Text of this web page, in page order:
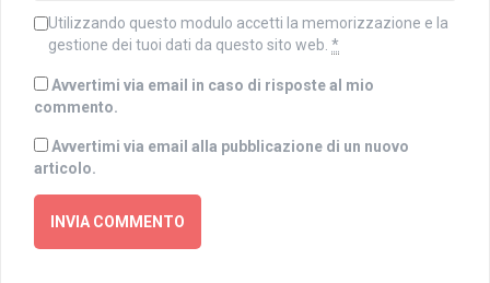
Utilizzando questo modulo accetti la memorizzazione e la
gestione dei tuoi dati da questo sito web. *
Avvertimi via email in caso di risposte al mio
commento.
Avvertimi via email alla pubblicazione di un nuovo
articolo.